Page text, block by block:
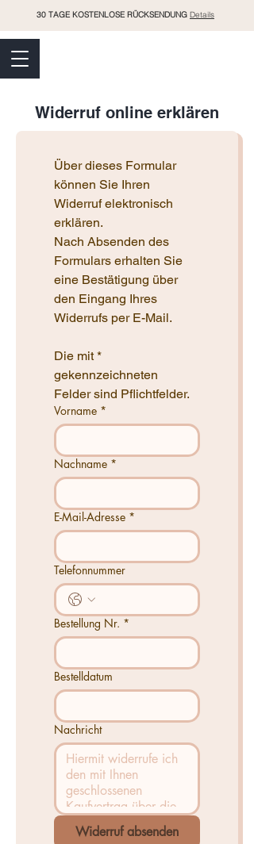
30 TAGE KOSTENLOSE RÜCKSENDUNG Details
Widerruf online erklären
Über dieses Formular
können Sie Ihren
Widerruf elektronisch
erklären.
Nach Absenden des
Formulars erhalten Sie
eine Bestätigung über
den Eingang Ihres
Widerrufs per E-Mail.
Die mit *
gekennzeichneten
Felder sind Pflichtfelder.
Vorname *
Nachname *
E-Mail-Adresse *
Telefonnummer
Bestellung Nr. *
Bestelldatum
Nachricht
Widerruf absenden